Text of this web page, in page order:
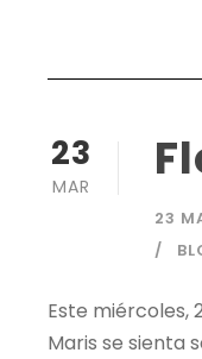
23
MAR
23
Este miércoles,
Maris se sienta